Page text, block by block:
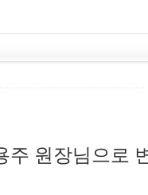
주 원장님으로